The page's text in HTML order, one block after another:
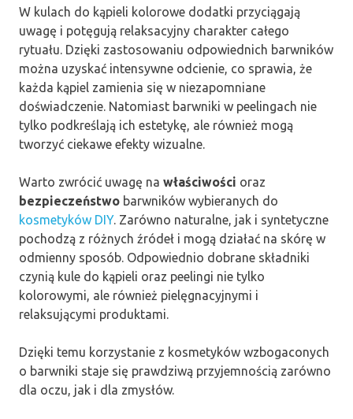
W kulach do kąpieli kolorowe dodatki przyciągają
uwagę i potęgują relaksacyjny charakter całego
rytuału. Dzięki zastosowaniu odpowiednich barwników
można uzyskać intensywne odcienie, co sprawia, że
każda kąpiel zamienia się w niezapomniane
doświadczenie. Natomiast barwniki w peelingach nie
tylko podkreślają ich estetykę, ale również mogą
tworzyć ciekawe efekty wizualne.
Warto zwrócić uwagę na właściwości oraz
bezpieczeństwo barwników wybieranych do
kosmetyków DIY. Zarówno naturalne, jak i syntetyczne
pochodzą z różnych źródeł i mogą działać na skórę w
odmienny sposób. Odpowiednio dobrane składniki
czynią kule do kąpieli oraz peelingi nie tylko
kolorowymi, ale również pielęgnacyjnymi i
relaksującymi produktami.
Dzięki temu korzystanie z kosmetyków wzbogaconych
o barwniki staje się prawdziwą przyjemnością zarówno
dla oczu, jak i dla zmysłów.